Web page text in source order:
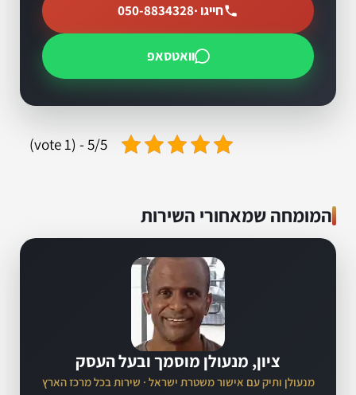
חייגו ·050-8834328
וואטסאפ
5/5 - (1 vote)
המומחה שמאחורי השירות
ציון, מנעולן מוסמך ובעל העסק
מנעולן ותיק עם אישור משטרת ישראל · שירות בכל מרכז הארץ